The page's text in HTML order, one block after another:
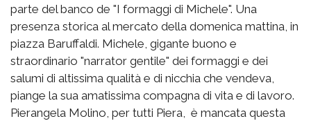
parte del banco de "I formaggi di Michele". Una
presenza storica al mercato della domenica mattina, in
piazza Baruffaldi. Michele, gigante buono e
straordinario "narrator gentile" dei formaggi e dei
salumi di altissima qualità e di nicchia che vendeva,
piange la sua amatissima compagna di vita e di lavoro.
Pierangela Molino, per tutti Piera, è mancata questa